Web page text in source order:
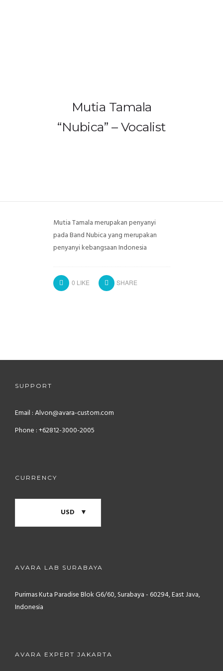
DEALERS
Mutia Tamala
“Nubica” – Vocalist
Mutia Tamala merupakan penyanyi
pada Band Nubica yang merupakan
penyanyi kebangsaan Indonesia
0 LIKE SHARE
SUPPORT
Email : Alvon@avara-custom.com
Phone : +62812-3000-2005
CURRENCY
USD
AVARA LAB SURABAYA
Purimas Kuta Paradise Blok G6/60, Surabaya - 60294, East Java,
Indonesia
AVARA EXPERT JAKARTA